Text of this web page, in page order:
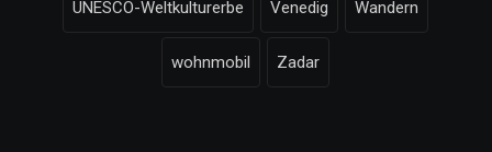
UNESCO-Weltkulturerbe Venedig Wandern
wohnmobil Zadar